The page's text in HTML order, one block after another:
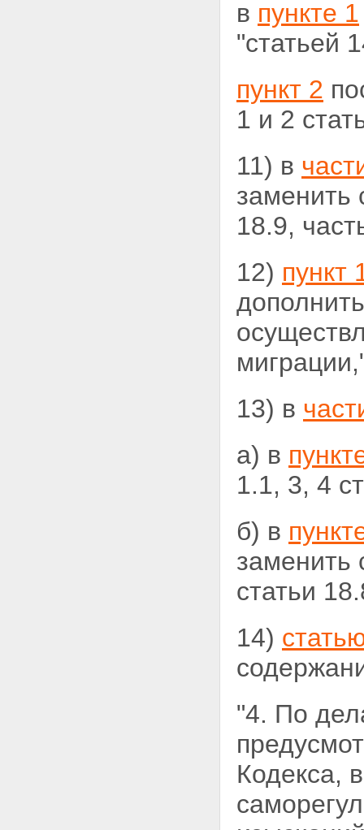
в пункте 1
"статьей
пункт 2
1 и 2
11) в
заменить
18.9,
12) пункт
13) в
а) в
1.1, 3, 4
б) в
заменить
статьи
14)
"4. По
Кодекса,